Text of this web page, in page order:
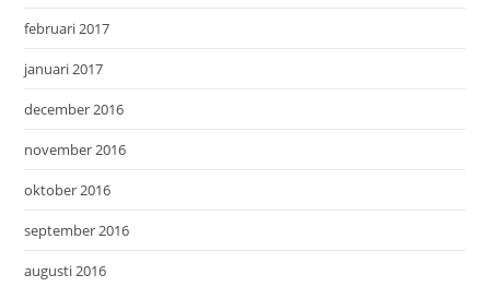
februari 2017
januari 2017
december 2016
november 2016
oktober 2016
september 2016
augusti 2016